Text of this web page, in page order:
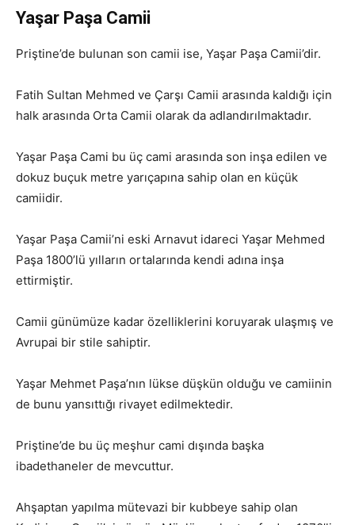
Yaşar Paşa Camii
Priştine’de bulunan son camii ise, Yaşar Paşa Camii’dir.
Fatih Sultan Mehmed ve Çarşı Camii arasında kaldığı için
halk arasında Orta Camii olarak da adlandırılmaktadır.
Yaşar Paşa Cami bu üç cami arasında son inşa edilen ve
dokuz buçuk metre yarıçapına sahip olan en küçük
camiidir.
Yaşar Paşa Camii’ni eski Arnavut idareci Yaşar Mehmed
Paşa 1800’lü yılların ortalarında kendi adına inşa
ettirmiştir.
Camii günümüze kadar özelliklerini koruyarak ulaşmış ve
Avrupai bir stile sahiptir.
Yaşar Mehmet Paşa’nın lükse düşkün olduğu ve camiinin
de bunu yansıttığı rivayet edilmektedir.
Priştine’de bu üç meşhur cami dışında başka
ibadethaneler de mevcuttur.
Ahşaptan yapılma mütevazi bir kubbeye sahip olan